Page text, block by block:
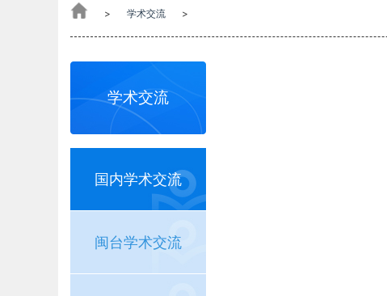
> 学术交流 >
学术交流
国内学术交流
闽台学术交流